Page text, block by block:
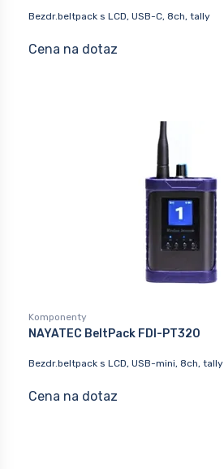
Bezdr.beltpack s LCD, USB-C, 8ch, tally
Cena na dotaz
Komponenty
NAYATEC BeltPack FDI-PT320
Bezdr.beltpack s LCD, USB-mini, 8ch, tally
Cena na dotaz